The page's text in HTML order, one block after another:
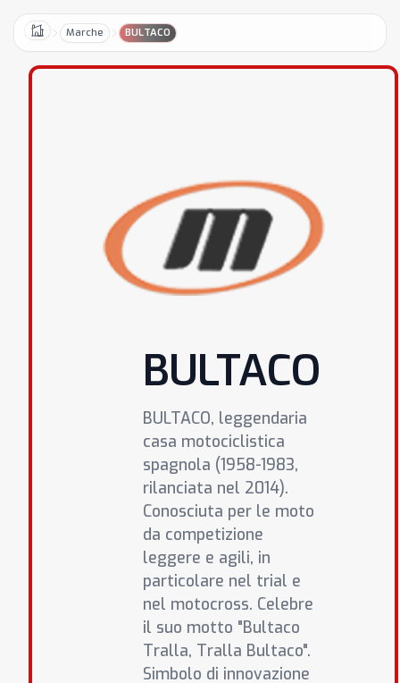
HomeMarche BULTACO
BULTACO
BULTACO, leggendaria
casa motociclistica
spagnola (1958-1983,
rilanciata nel 2014).
Conosciuta per le moto
da competizione
leggere e agili, in
particolare nel trial e
nel motocross. Celebre
il suo motto "Bultaco
Tralla, Tralla Bultaco".
Simbolo di innovazione